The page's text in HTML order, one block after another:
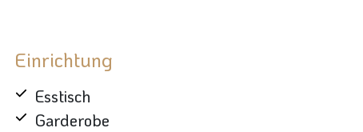
Einrichtung
Esstisch
Garderobe